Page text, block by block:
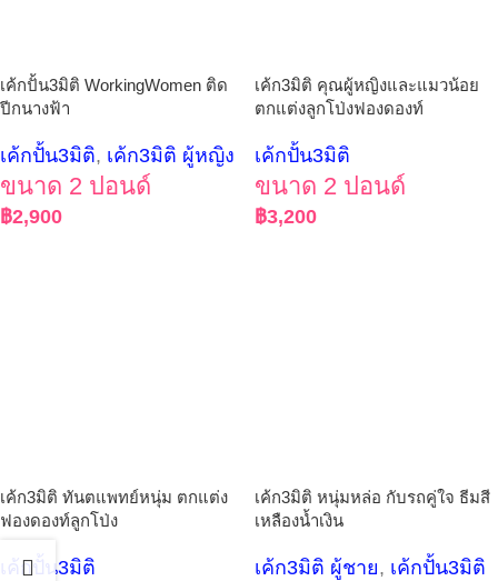
เค้กปั้น3มิติ WorkingWomen ติด
ปีกนางฟ้า
เค้กปั้น3มิติ, เค้ก3มิติ ผู้หญิง
ขนาด 2 ปอนด์
฿2,900
เค้ก3มิติ คุณผู้หญิงและแมวน้อย
ตกแต่งลูกโป่งฟองดองท์
เค้กปั้น3มิติ
ขนาด 2 ปอนด์
฿3,200
เค้ก3มิติ ทันตแพทย์หนุ่ม ตกแต่ง
ฟองดองท์ลูกโป่ง
เค้กปั้น3มิติ
เค้ก3มิติ หนุ่มหล่อ กับรถคู่ใจ ธีมสี
เหลืองน้ำเงิน
เค้ก3มิติ ผู้ชาย, เค้กปั้น3มิติ